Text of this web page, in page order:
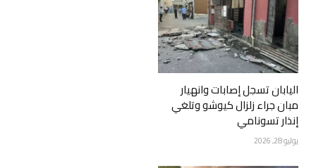
اليابان تسجل إصابات وانهيار
مبان جراء زلزال كيوشو وتلغي
إنذار تسونامي
يوليو 28, 2026